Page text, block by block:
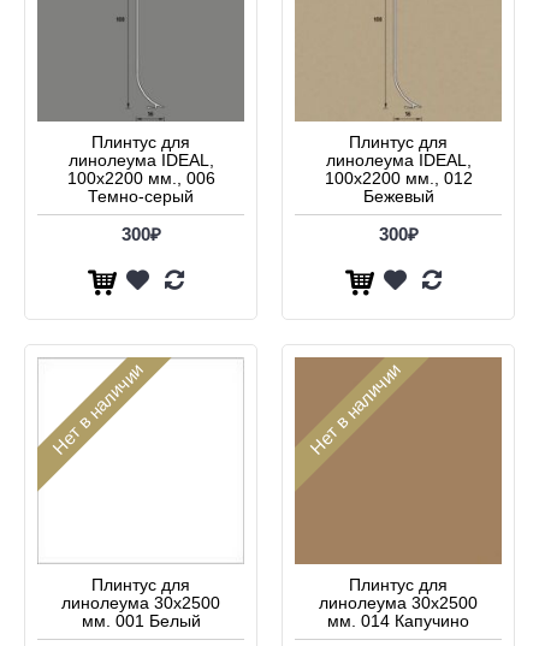
Плинтус для
линолеума IDEAL,
100х2200 мм., 006
Темно-серый
300₽
Плинтус для
линолеума IDEAL,
100х2200 мм., 012
Бежевый
300₽
Нет в наличии
Плинтус для
линолеума 30х2500
мм. 001 Белый
Нет в наличии
Плинтус для
линолеума 30х2500
мм. 014 Капучино